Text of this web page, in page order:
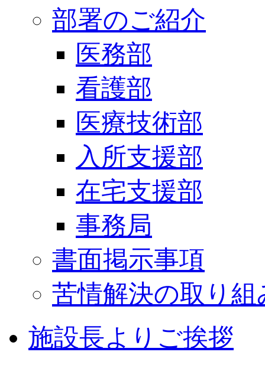
部署のご紹介
医務部
看護部
医療技術部
入所支援部
在宅支援部
事務局
書面掲示事項
苦情解決の取り組
施設長よりご挨拶